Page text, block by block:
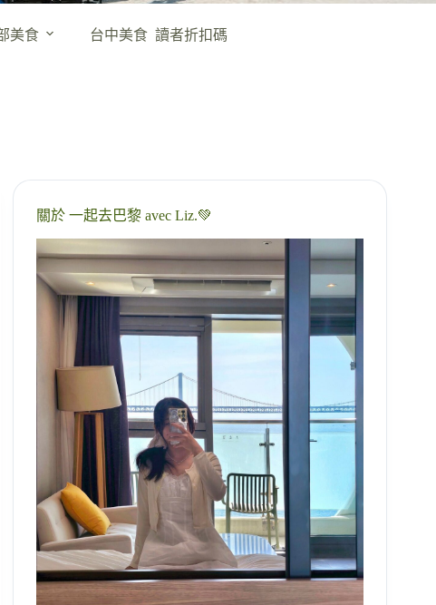
美食 台中美食 讀者折扣碼
關於 一起去巴黎 avec Liz.💚